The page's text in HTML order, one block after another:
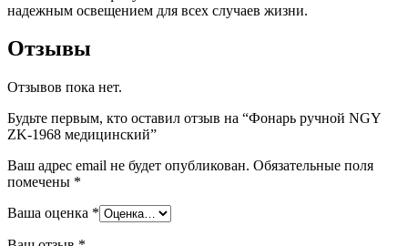
надежным освещением для всех случаев жизни.
Отзывы
Отзывов пока нет.
Будьте первым, кто оставил отзыв на “Фонарь ручной NGY
ZK-1968 медицинский”
Ваш адрес email не будет опубликован. Обязательные поля
помечены *
Ваша оценка *